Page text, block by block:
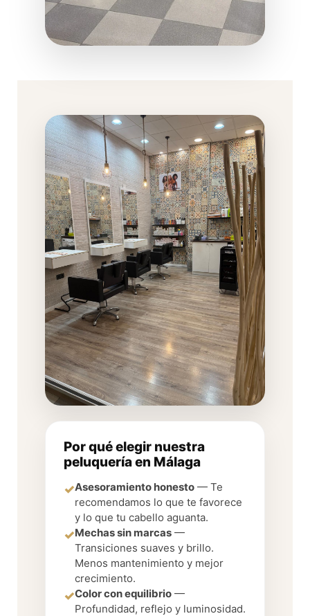
Por qué elegir nuestra
peluquería en Málaga
✓Asesoramiento honesto — Te
recomendamos lo que te favorece
y lo que tu cabello aguanta.
✓Mechas sin marcas —
Transiciones suaves y brillo.
Menos mantenimiento y mejor
crecimiento.
✓Color con equilibrio —
Profundidad, reflejo y luminosidad.